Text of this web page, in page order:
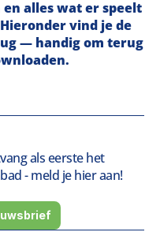
alles wat er speelt
vind je de
— handig om terug
als eerste het
- meld je hier aan!